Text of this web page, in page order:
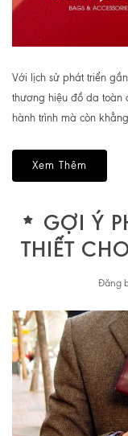
Với lịch sử phát triển
thương hiệu đồ da toàn
hành trình mà còn
Xem Thêm
GỢI Ý
THIẾT
Đăng